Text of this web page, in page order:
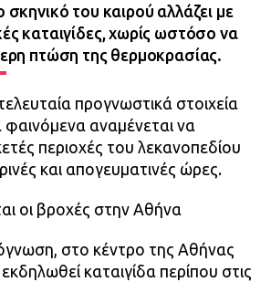
σκηνικό του καιρού αλλάζει με
καταιγίδες, χωρίς ωστόσο να
πτώση της θερμοκρασίας.
προγνωστικά στοιχεία
αναμένεται να
περιοχές του λεκανοπεδίου
και απογευματινές ώρες.
οι βροχές στην Αθήνα
στο κέντρο της Αθήνας
καταιγίδα περίπου στις